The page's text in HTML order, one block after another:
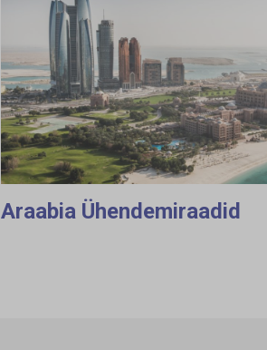
Araabia Ühendemiraadid